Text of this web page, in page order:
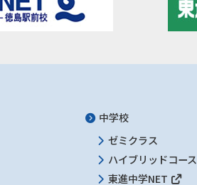
中学校
ゼミクラス
ハイブリッドコース
東進中学NET